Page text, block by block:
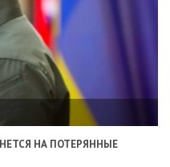
НА ПОТЕРЯННЫЕ